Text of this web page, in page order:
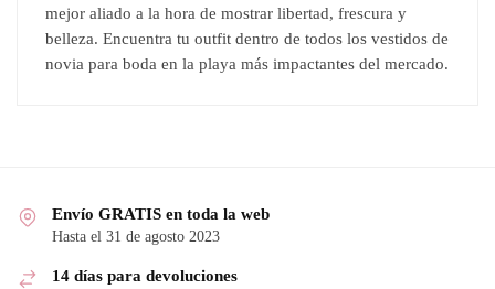
mejor aliado a la hora de mostrar libertad, frescura y
belleza. Encuentra tu outfit dentro de todos los vestidos de
novia para boda en la playa más impactantes del mercado.
Envío GRATIS en toda la web
Hasta el 31 de agosto 2023
14 días para devoluciones